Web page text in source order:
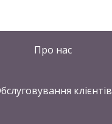
Про нас
клієнтів